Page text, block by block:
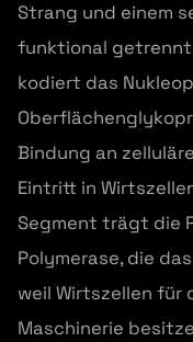
Strang und einem
funktional
kodiert das
Bindung an
Eintritt in
Segment trägt die
Polymerase, die
weil Wirtszellen für
Maschinerie